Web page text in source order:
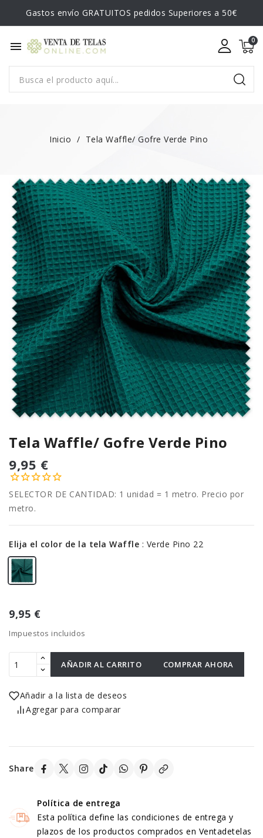
Gastos envío GRATUITOS pedidos Superiores a 50€
menu
Inicio Tela Waffle/ Gofre Verde Pino
Tela Waffle/ Gofre Verde Pino
9,95 €
SELECTOR DE CANTIDAD: 1 unidad = 1 metro. Precio por
metro.
Elija el color de la tela Waffle : Verde Pino 22
9,95 €
Impuestos incluidos
AÑADIR AL CARRITO COMPRAR AHORA
Añadir a la lista de deseos
Agregar para comparar
Share
Política de entrega
Esta política define las condiciones de entrega y
plazos de los productos comprados en Ventadetelas